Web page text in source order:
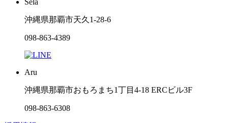
沖縄県那覇市天久1-28-6
098-863-4389
Aru
沖縄県那覇市おもろまち1丁目4-18 ERCビル3F
098-863-6308